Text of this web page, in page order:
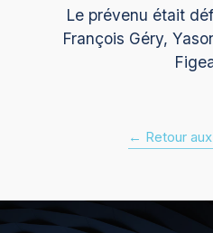
Le prévenu était
François Géry,
← Retour